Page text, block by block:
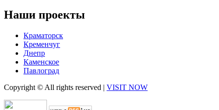
Наши проекты
Краматорск
Кременчуг
Днепр
Каменское
Павлоград
Copyright © All rights reserved | VISIT NOW